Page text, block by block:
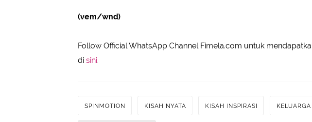
(vem/wnd)
Follow Official WhatsApp Channel Fimela.com untuk
di sini.
SPINMOTION KISAH NYATA KISAH INSPIRASI